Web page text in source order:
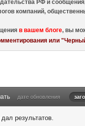
РФ и
компаний,
в вашем блоге, вы
или
дате обновления
результатов.